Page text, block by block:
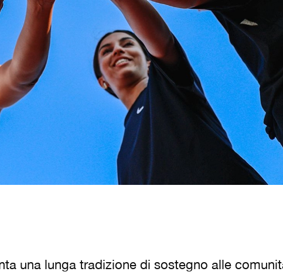
una lunga tradizione di sostegno alle